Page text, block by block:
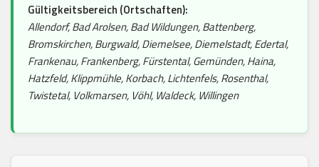
Gültigkeitsbereich (Ortschaften):
Allendorf, Bad Arolsen, Bad Wildungen, Battenberg,
Bromskirchen, Burgwald, Diemelsee, Diemelstadt, Edertal,
Frankenau, Frankenberg, Fürstental, Gemünden, Haina,
Hatzfeld, Klippmühle, Korbach, Lichtenfels, Rosenthal,
Twistetal, Volkmarsen, Vöhl, Waldeck, Willingen